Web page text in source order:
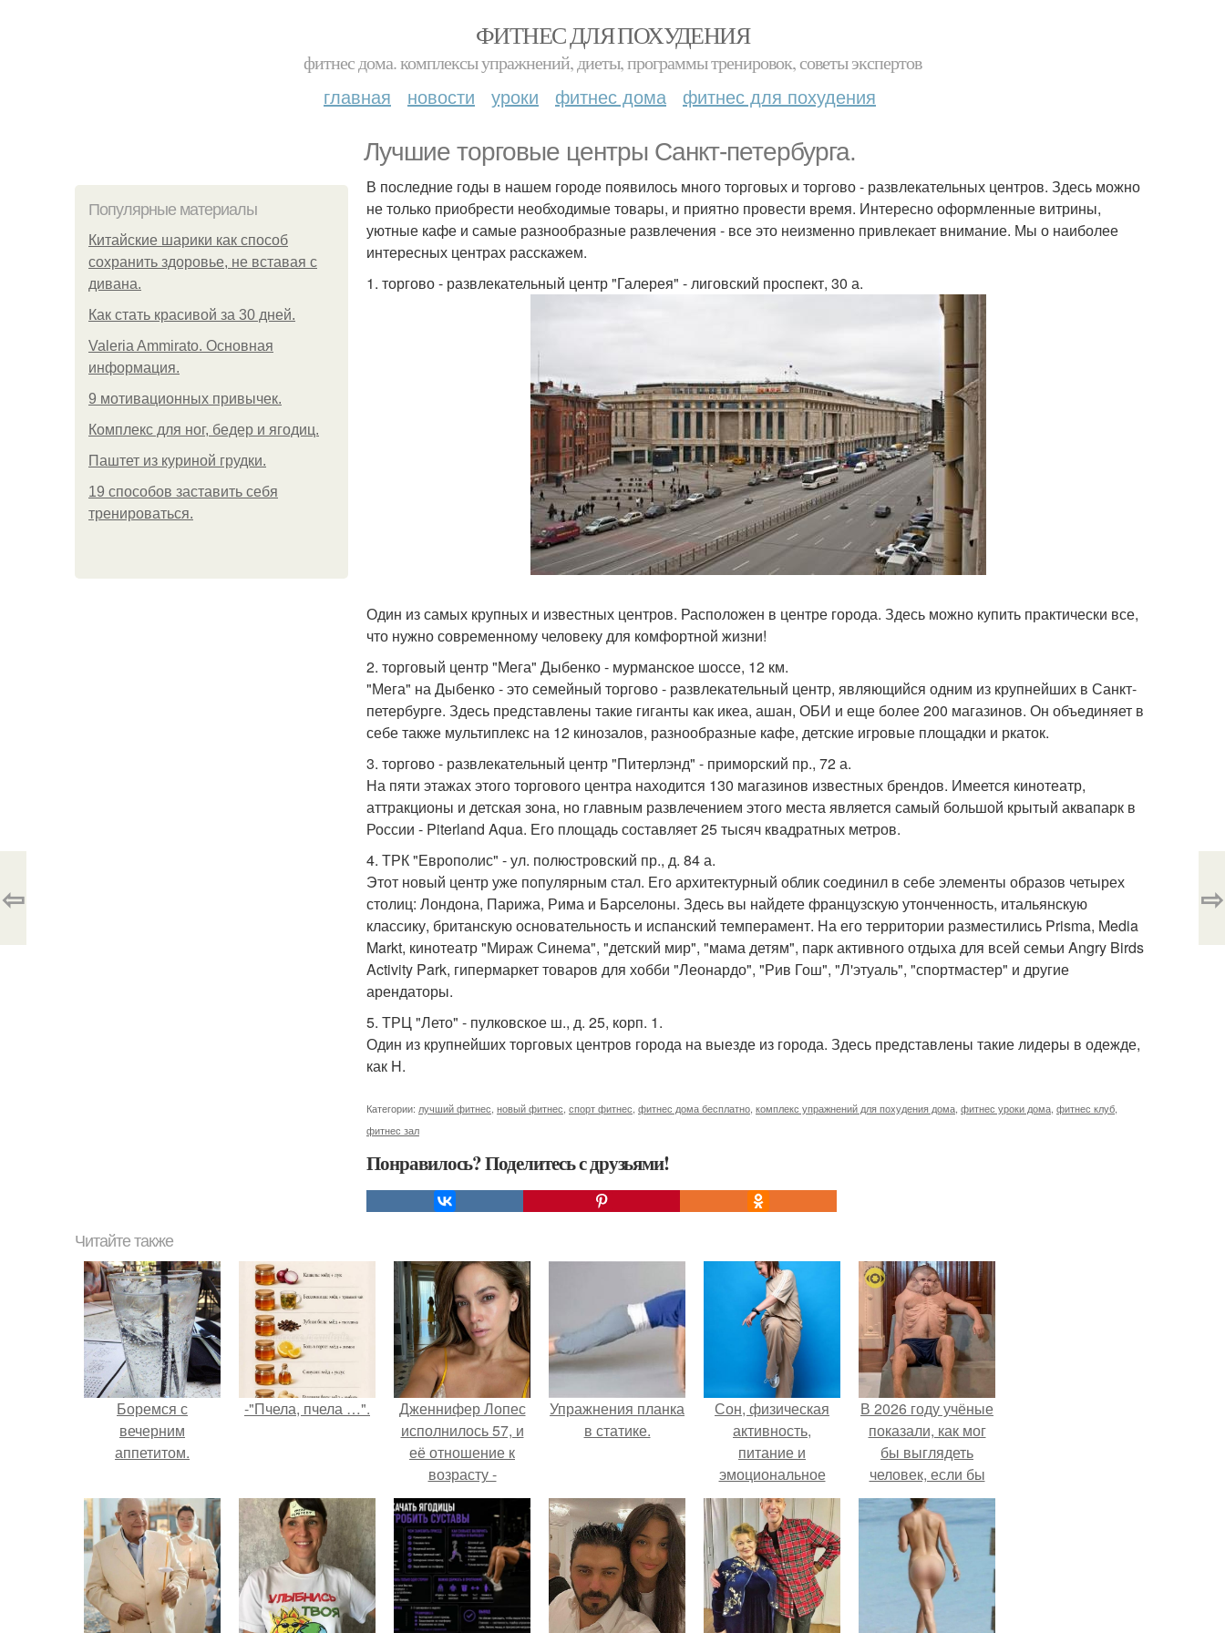
ФИТНЕС ДЛЯ ПОХУДЕНИЯ
фитнес дома. комплексы упражнений, диеты, программы тренировок, советы экспертов
главная новости уроки фитнес дома фитнес для похудения
Лучшие торговые центры Санкт-петербурга.
Популярные материалы
Китайские шарики как способ
сохранить здоровье, не вставая с
дивана.
Как стать красивой за 30 дней.
Valeria Ammirato. Основная
информация.
9 мотивационных привычек.
Комплекс для ног, бедер и ягодиц.
Паштет из куриной грудки.
19 способов заставить себя
тренироваться.
В последние годы в нашем городе появилось много торговых и торгово - развлекательных центров. Здесь можно
не только приобрести необходимые товары, и приятно провести время. Интересно оформленные витрины,
уютные кафе и самые разнообразные развлечения - все это неизменно привлекает внимание. Мы о наиболее
интересных центрах расскажем.
1. торгово - развлекательный центр "Галерея" - лиговский проспект, 30 а.
Один из самых крупных и известных центров. Расположен в центре города. Здесь можно купить практически все,
что нужно современному человеку для комфортной жизни!
2. торговый центр "Мега" Дыбенко - мурманское шоссе, 12 км.
"Мега" на Дыбенко - это семейный торгово - развлекательный центр, являющийся одним из крупнейших в Санкт-
петербурге. Здесь представлены такие гиганты как икеа, ашан, ОБИ и еще более 200 магазинов. Он объединяет в
себе также мультиплекс на 12 кинозалов, разнообразные кафе, детские игровые площадки и ркаток.
3. торгово - развлекательный центр "Питерлэнд" - приморский пр., 72 а.
На пяти этажах этого торгового центра находится 130 магазинов известных брендов. Имеется кинотеатр,
аттракционы и детская зона, но главным развлечением этого места является самый большой крытый аквапарк в
России - Piterland Aqua. Его площадь составляет 25 тысяч квадратных метров.
4. ТРК "Европолис" - ул. полюстровский пр., д. 84 а.
Этот новый центр уже популярным стал. Его архитектурный облик соединил в себе элементы образов четырех
столиц: Лондона, Парижа, Рима и Барселоны. Здесь вы найдете французскую утонченность, итальянскую
классику, британскую основательность и испанский темперамент. На его территории разместились Prisma, Media
Markt, кинотеатр "Мираж Синема", "детский мир", "мама детям", парк активного отдыха для всей семьи Angry Birds
Activity Park, гипермаркет товаров для хобби "Леонардо", "Рив Гош", "Л'этуаль", "спортмастер" и другие
арендаторы.
5. ТРЦ "Лето" - пулковское ш., д. 25, корп. 1.
Один из крупнейших торговых центров города на выезде из города. Здесь представлены такие лидеры в одежде,
как H.
Категории: лучший фитнес новый фитнес спорт фитнес фитнес дома бесплатно комплекс упражнений для похудения дома фитнес уроки дома фитнес клуб
фитнес зал
Понравилось? Поделитесь с друзьями!
⇦ ⇨
Читайте также
Боремся с
вечерним
аппетитом.
-"Пчела, пчела …".
Дженнифер Лопес
исполнилось 57, и
её отношение к
возрасту -
настоящий
манифест
уверенности: "не
говорите, что я
отлично выгляжу
для 57.
Упражнения планка
в статике.
Сон, физическая
активность,
питание и
эмоциональное
состояние!
В 2026 году учёные
показали, как мог
бы выглядеть
человек, если бы
его тело
эволюционировало
специально для
выживания в
автокатастpoфах.